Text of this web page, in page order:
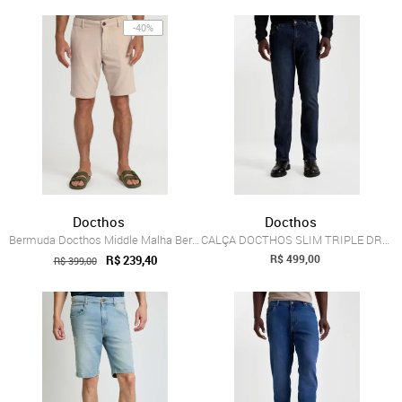
-40%
Docthos
Bermuda Docthos Middle Malha Bermuda Doc...
R$ 399,00 R$ 239,40
Docthos
CALÇA DOCTHOS SLIM TRIPLE DRY Calca Doct...
R$ 499,00